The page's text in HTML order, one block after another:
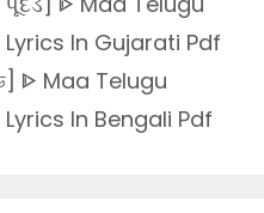
In Gujarati Pdf
ᐈ Maa Telugu
In Bengali Pdf